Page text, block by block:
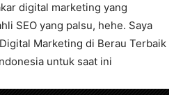
digital marketing yang
SEO yang palsu, hehe. Saya
Marketing di Berau Terbaik
untuk saat ini